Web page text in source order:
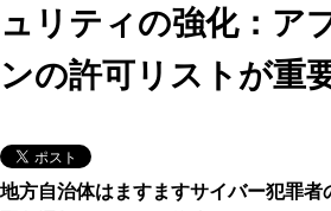
ュリティの強化：ア
ンの許可リストが重
地方自治体はますますサイバー犯罪者